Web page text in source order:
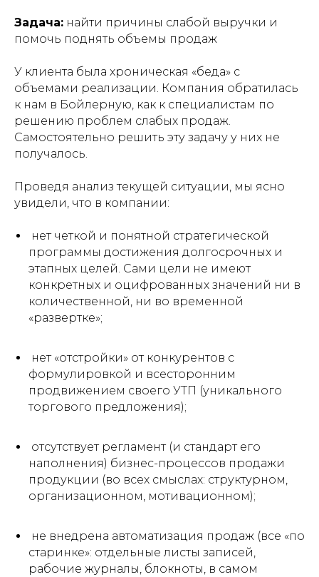
Задача: найти причины слабой выручки и
помочь поднять объемы продаж
У клиента была хроническая «беда» с
объемами реализации. Компания обратилась
к нам в Бойлерную, как к специалистам по
решению проблем слабых продаж.
Самостоятельно решить эту задачу у них не
получалось.
Проведя анализ текущей ситуации, мы ясно
увидели, что в компании:
нет четкой и понятной стратегической
программы достижения долгосрочных и
этапных целей. Сами цели не имеют
конкретных и оцифрованных значений ни в
количественной, ни во временной
«развертке»;
нет «отстройки» от конкурентов с
формулировкой и всесторонним
продвижением своего УТП (уникального
торгового предложения);
отсутствует регламент (и стандарт его
наполнения) бизнес-процессов продажи
продукции (во всех смыслах: структурном,
организационном, мотивационном);
не внедрена автоматизация продаж (все «по
старинке»: отдельные листы записей,
рабочие журналы, блокноты, в самом